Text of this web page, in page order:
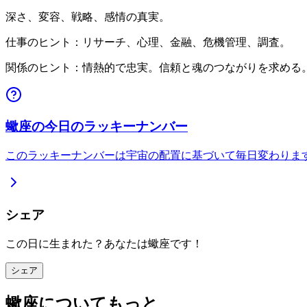
深さ、変容、戦略、感情の真実。
仕事のヒント：リサーチ、心理、金融、危機管理、調査。
関係のヒント：情熱的で忠実。信頼と魂のつながりを求める
蠍座の今日のラッキーナンバー
このラッキーナンバーは宇宙の配置に基づいて毎日変わりま
シェア
この日に生まれた？あなたは蠍座です！
シェア
蠍座についてもっと